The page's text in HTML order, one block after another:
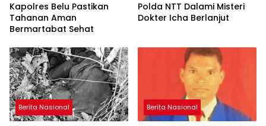
Kapolres Belu Pastikan
Tahanan Aman
Bermartabat Sehat
Polda NTT Dalami Misteri
Dokter Icha Berlanjut
Berita Nasional Berita Nasional